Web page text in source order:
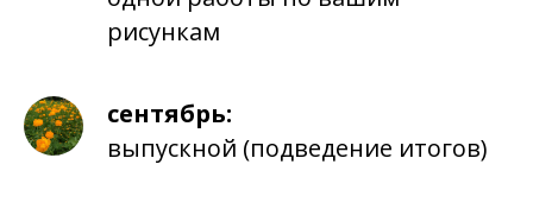
рисункам
сентябрь:
выпускной (подведение итогов)